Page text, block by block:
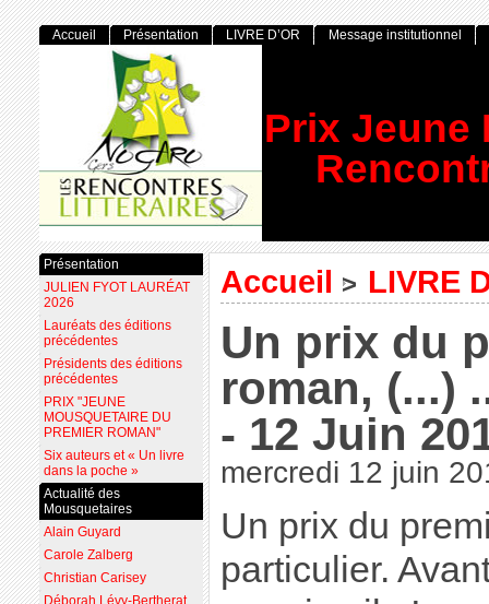
Prix Jeune
Accueil > LIVRE
Un prix du
roman, (...)
- 12 Juin
mercredi 12 juin
Un prix du
particulier.
Accueil Présentation LIVRE D’OR Message institutionnel
Présentation
JULIEN FYOT LAURÉAT
2026
Lauréats des éditions
précédentes
Présidents des éditions
précédentes
PRIX "JEUNE
MOUSQUETAIRE DU
PREMIER ROMAN"
Six auteurs et « Un livre
dans la poche »
Actualité des
Mousquetaires
Alain Guyard
Carole Zalberg
Christian Carisey